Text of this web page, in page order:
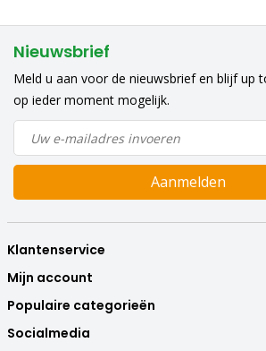
Nieuwsbrief
Meld u aan voor de nieuwsbrief en blijf up
op ieder moment mogelijk.
Aanmelden
Klantenservice
Mijn account
Populaire categorieën
Socialmedia